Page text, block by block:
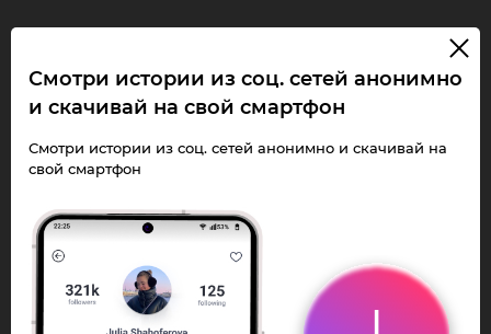
Смотри Stories и
скачивай Reels без
ограничений!
Переходи в ИнстаПай бот - смотри и
Stories
анонимно в чате
или Telegram-приложении.
Быстро, просто и удобно.
Смотри истории из соц. сетей анонимно
и скачивай на свой смартфон
Смотри истории из соц. сетей анонимно и скачивай на
свой смартфон